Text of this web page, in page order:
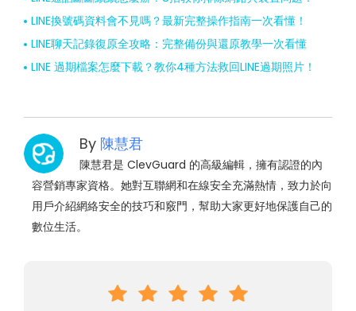
LINE換號碼資料會不見嗎？最新完整操作指南一次看懂！
LINE聊天記錄復原全攻略：完整備份與還原教學一次看懂
LINE 過期檔案怎麼下載？教你4種方法救回LINE過期照片！
By 陳慧君
陳慧君是 ClevGuard 的高級編輯，擁有認證的內
容營銷專家資格。她對互聯網和在線安全充滿熱情，致力於向
用戶介紹網絡安全的技巧和竅門，幫助大家更好地保護自己的
數位生活。